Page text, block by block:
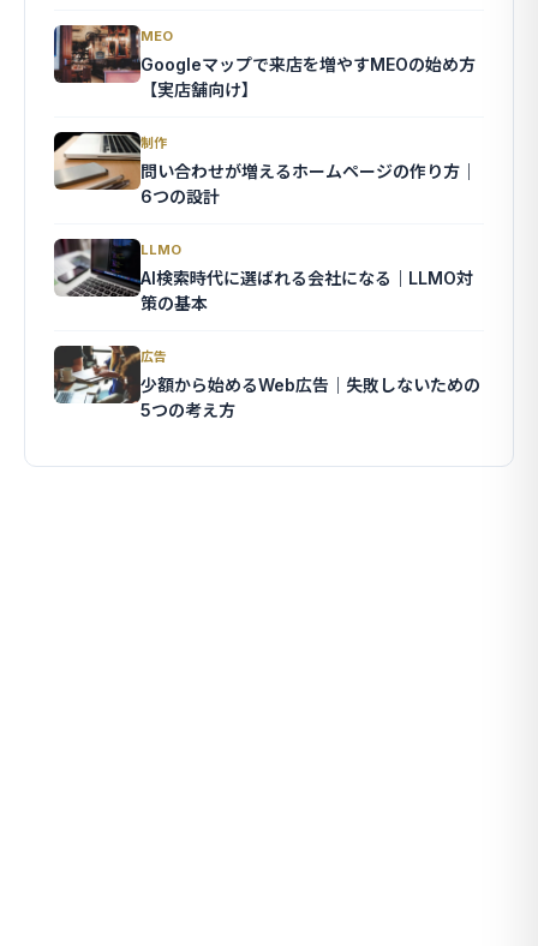
MEO
Googleマップで来店を増やすMEOの始め方
【実店舗向け】
制作
問い合わせが増えるホームページの作り方｜
6つの設計
LLMO
AI検索時代に選ばれる会社になる｜LLMO対
策の基本
広告
少額から始めるWeb広告｜失敗しないための
5つの考え方